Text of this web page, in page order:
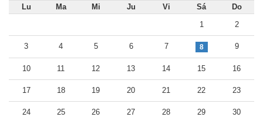
Lu Ma Mi Ju Vi Sá
Do
1
2
3 4 5 6 7 8 9
10 11 12 13 14 15 16
17 18 19 20 21 22 23
24 25 26 27 28 29 30